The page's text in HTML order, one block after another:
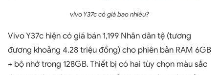
vivo Y37c có giá bao nhiêu?
Vivo Y37c hiện có giá bán 1,199 Nhân dân tệ (tương
đương khoảng 4.28 triệu đồng) cho phiên bản RAM 6GB
+ bộ nhớ trong 128GB. Thiết bị có hai tùy chọn màu sắc